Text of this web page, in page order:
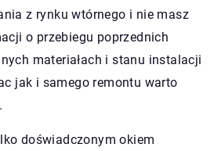
z rynku wtórnego i nie masz
o przebiegu poprzednich
materiałach i stanu instalacji
jak i samego remontu warto
doświadczonym okiem